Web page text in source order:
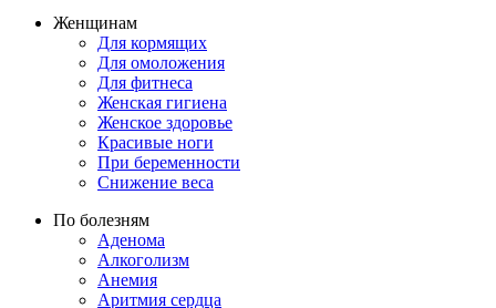
Женщинам
Для кормящих
Для омоложения
Для фитнеса
Женская гигиена
Женское здоровье
Красивые ноги
При беременности
Снижение веса
По болезням
Аденома
Алкоголизм
Анемия
Аритмия сердца